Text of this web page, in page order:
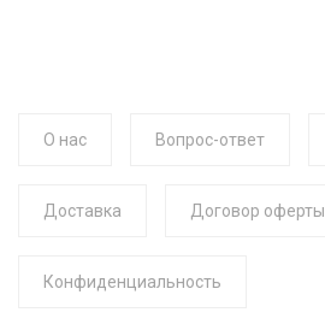
О нас Вопрос-ответ
Доставка Договор оферты
Конфиденциальность